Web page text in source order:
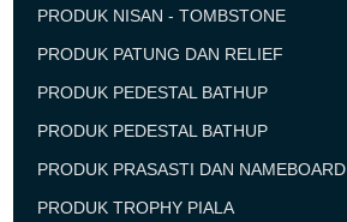
PRODUK NISAN - TOMBSTONE
PRODUK PATUNG DAN RELIEF
PRODUK PEDESTAL BATHUP
PRODUK PEDESTAL BATHUP
PRODUK PRASASTI DAN NAMEBOARD
PRODUK TROPHY PIALA